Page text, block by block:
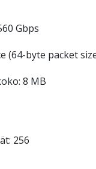
Gbps
(64-byte packet
8 MB
256